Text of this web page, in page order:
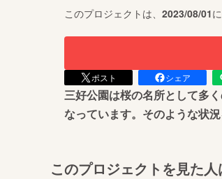
このプロジェクトは、 2023/08/01
ポスト シェア
三好公園は桜の名所として多
なっています。そのような状
このプロジェクトを見た